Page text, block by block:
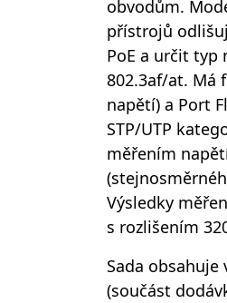
obvodům.
přístrojů
PoE a určit typ
802.3af/at. Má
napětí) a Port
STP/UTP
měřením
Výsledky
s rozlišením
Sada
(součást